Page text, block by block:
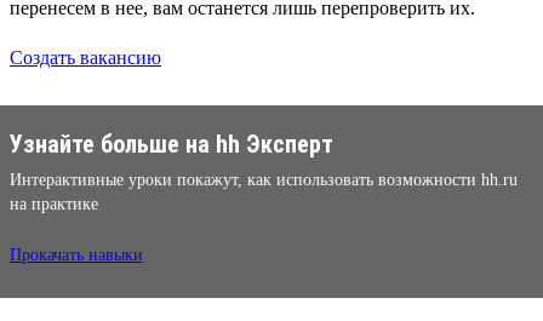
перенесем в нее, вам останется лишь перепроверить их.
Создать вакансию
Узнайте больше на hh Эксперт
Интерактивные уроки покажут, как использовать возможности hh.ru
на практике
Прокачать навыки